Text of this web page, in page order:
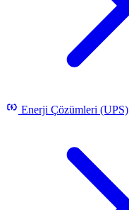
Enerji Çözümleri (UPS)